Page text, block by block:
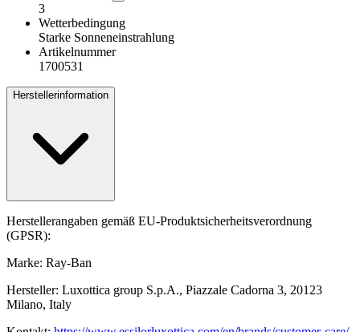
3
Wetterbedingung
Starke Sonneneinstrahlung
Artikelnummer
1700531
Herstellerinformation
Herstellerangaben gemäß EU-Produktsicherheitsverordnung
(GPSR):
Marke: Ray-Ban
Hersteller: Luxottica group S.p.A., Piazzale Cadorna 3, 20123
Milano, Italy